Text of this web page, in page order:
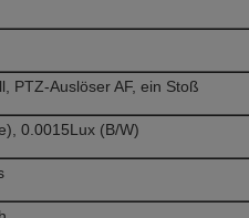
PTZ-Auslöser AF, ein Stoß
0.0015Lux (B/W)